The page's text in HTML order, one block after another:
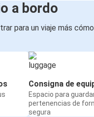
a bordo
para un viaje más
Consigna de
Espacio para
pertenencias de
segura